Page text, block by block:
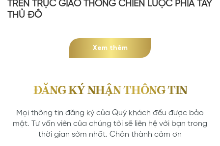
TRÊN TRỤC GIAO THÔNG CHIẾN LƯỢC PHÍA TÂY
THỦ ĐÔ
Xem thêm
ĐĂNG KÝ NHẬN THÔNG TIN
Mọi thông tin đăng ký của Quý khách đều được bảo
mật. Tư vấn viên của chúng tôi sẽ liên hệ với bạn trong
thời gian sớm nhất. Chân thành cảm ơn